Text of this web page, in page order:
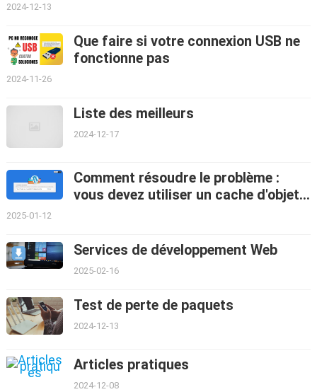
2024-12-13
Que faire si votre connexion USB ne
fonctionne pas
2024-11-26
Liste des meilleurs
2024-12-17
Comment résoudre le problème :
vous devez utiliser un cache d'objets
2025-01-12
Services de développement Web
2025-02-16
Test de perte de paquets
2024-12-13
Articles pratiques
2024-12-08